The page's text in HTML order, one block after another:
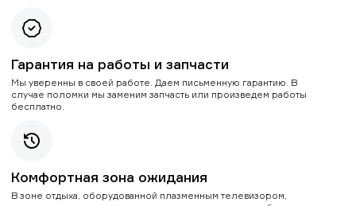
Гарантия на работы и запчасти
Мы уверенны в своей работе. Даем письменную гарантию. В
случае поломки мы заменим запчасть или произведем работы
бесплатно.
Комфортная зона ожидания
В зоне отдыха, оборудованной плазменным телевизором,